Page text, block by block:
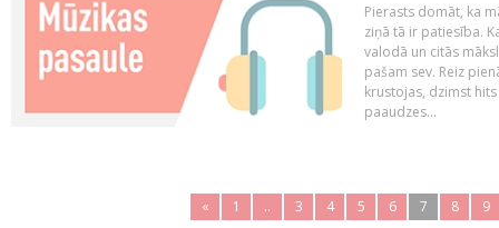
Pierasts domāt, ka
ziņā tā ir patiesība.
valodā un citās
pašam sev. Reiz
krustojas, dzimst
paaudzes...
« 1 .. 3 4 5 6 7 8 9